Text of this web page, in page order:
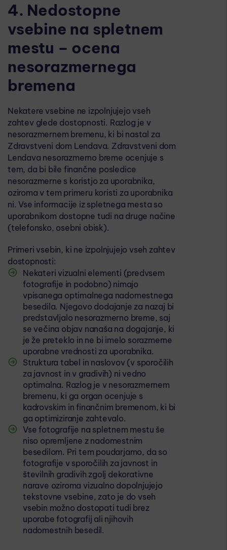
4. Nedostopne
vsebine na spletnem
mestu – ocena
nesorazmernega
bremena
Nekatere vsebine ne izpolnjujejo vseh
zahtev glede dostopnosti. Razlog je v
nesorazmernem bremenu, ki bi nastal za
Zdravstveni dom Lendava. Zdravstveni dom
Lendava nesorazmerno breme ocenjuje s
tem, da bi bile finančne posledice
nesorazmerne s koristjo za uporabnika,
oziroma v tem primeru koristi za uporabnika
ni. Vse informacije iz spletnega mesta so
uporabnikom dostopne tudi na druge načine
(telefonsko, osebni obisk).
Primeri vsebin, ki ne izpolnjujejo vseh zahtev
dostopnosti:
Nekateri vizualni elementi (predvsem
fotografije in podobno) nimajo
vpisanega optimalnega nadomestnega
besedila. Njegovo dodajanje za nazaj bi
predstavljalo nesorazmerno breme, saj
se večina objav nanaša na dogajanje, ki
je že preteklo in ne bi imelo sorazmerne
uporabne vrednosti za uporabnika.
Struktura tabel in naslovov (v sporočilih
za javnost in v gradivih) ni vedno
optimalna. Razlog je v nesorazmernem
bremenu, ki ga organ ocenjuje s
kadrovskim in finančnim bremenom, ki bi
ga optimiziranje zahtevalo.
Vse fotografije na spletnem mestu še
niso opremljene z nadomestnim
besedilom. Pri tem poudarjamo, da so
fotografije v sporočilih za javnost in
številnih gradivih zgolj dekorativne
narave oziroma vizualno dopolnjujejo
tekstovne vsebine, zato je do vseh
vsebin možno dostopati tudi brez
uporabe fotografij ali njihovih
nadomestnih besedil.